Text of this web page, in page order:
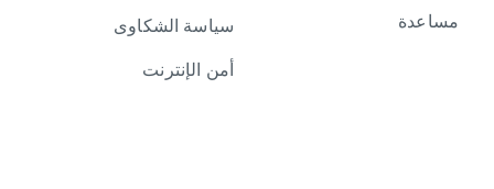
مساعدة
سياسة الشكاوى
أمن الإنترنت